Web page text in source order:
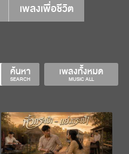
เพลงเพื่อชีวิต
เพลงทั้งหมด
MUSIC ALL
ค้นหา
SEARCH